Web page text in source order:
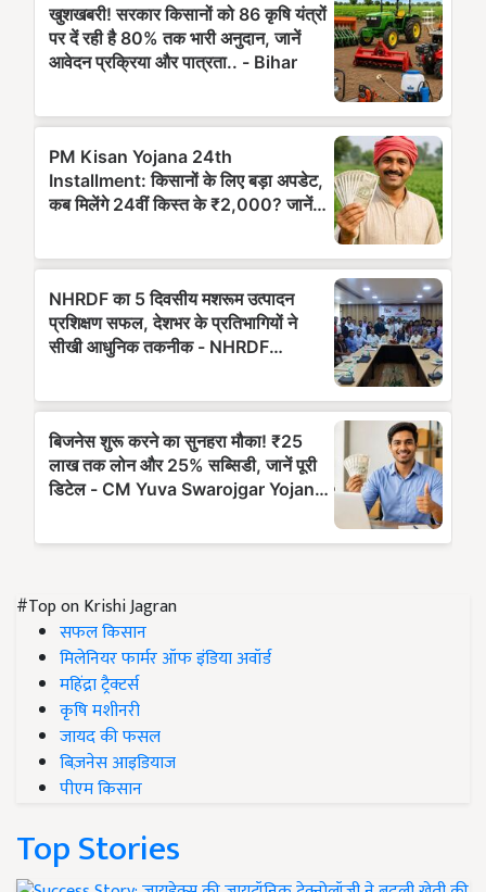
#Top on Krishi Jagran
सफल किसान
मिलेनियर फार्मर ऑफ इंडिया अवॉर्ड
महिंद्रा ट्रैक्टर्स
कृषि मशीनरी
जायद की फसल
बिज़नेस आइडियाज
पीएम किसान
Top Stories